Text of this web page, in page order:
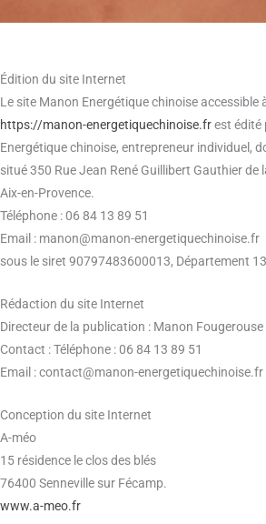
Édition du site Internet
Le site Manon Energétique chinoise accessible
https://manon-energetiquechinoise.frest édité
Energétique chinoise, entrepreneur individuel,
situé 350 Rue Jean René Guillibert Gauthier de
Aix-en-Provence.
Téléphone : 06 84 13 89 51
Email : manon@manon-energetiquechinoise.fr
sous le siret 90797483600013, Département 13
Rédaction du site Internet
Directeur de la publication : Manon Fougerouse
Contact :Téléphone : 06 84 13 89 51
Email : contact@manon-energetiquechinoise.fr
Conception du site Internet
A-méo
15 résidence le clos des blés
76400 Senneville sur Fécamp.
www.a-meo.fr